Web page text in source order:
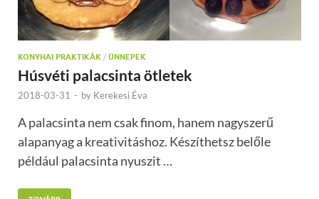
KONYHAI PRAKTIKÁK / ÜNNEPEK
Húsvéti palacsinta ötletek
2018-03-31 - by Kerekesi Éva
A palacsinta nem csak finom, hanem nagyszerű
alapanyag a kreativitáshoz. Készíthetsz belőle
például palacsinta nyuszit …